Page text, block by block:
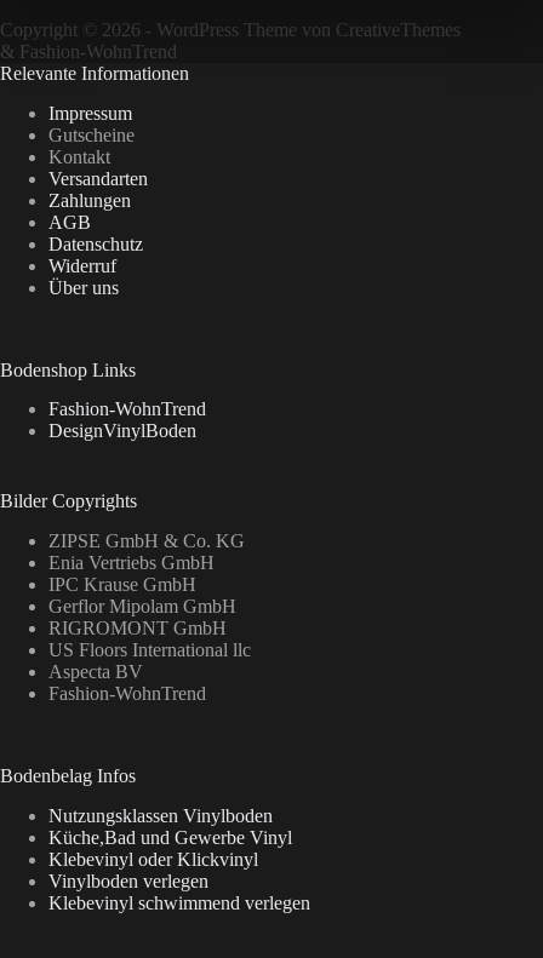
Copyright © 2026 - WordPress Theme von CreativeThemes
& Fashion-WohnTrend
Relevante Informationen
Impressum
Gutscheine
Kontakt
Versandarten
Zahlungen
AGB
Datenschutz
Widerruf
Über uns
Bodenshop Links
Fashion-WohnTrend
DesignVinylBoden
Bilder Copyrights
ZIPSE GmbH & Co. KG
Enia Vertriebs GmbH
IPC Krause GmbH
Gerflor Mipolam GmbH
RIGROMONT GmbH
US Floors International llc
Aspecta BV
Fashion-WohnTrend
Bodenbelag Infos
Nutzungsklassen Vinylboden
Küche,Bad und Gewerbe Vinyl
Klebevinyl oder Klickvinyl
Vinylboden verlegen
Klebevinyl schwimmend verlegen